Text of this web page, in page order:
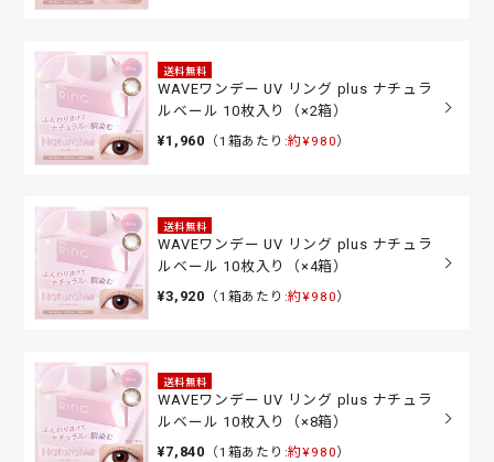
送料無料
WAVEワンデー UV リング plus ナチュラ
ルベール 10枚入り（×2箱）
¥1,960 （1箱あたり:約¥980）
送料無料
WAVEワンデー UV リング plus ナチュラ
ルベール 10枚入り（×4箱）
¥3,920 （1箱あたり:約¥980）
送料無料
WAVEワンデー UV リング plus ナチュラ
ルベール 10枚入り（×8箱）
¥7,840 （1箱あたり:約¥980）